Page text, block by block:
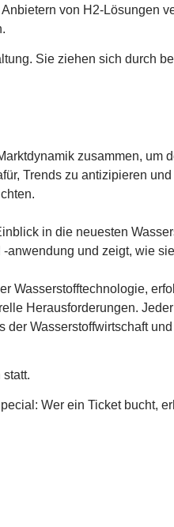
von H2-Lösungen
Sie ziehen sich durch
zusammen, um
Trends zu antizipieren
in die neuesten
anwendung und zeigt, wie
Wasserstofftechnologie,
Herausforderungen.
Wasserstoffwirtschaft
Wer ein Ticket bucht,